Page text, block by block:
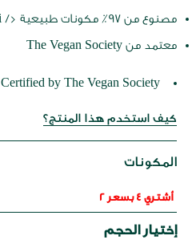
مصنوع من 97٪ مكونات طبيعية </ li>
معتمد من The Vegan Society
Certified by The Vegan Society
كيف استخدم هذا المنتج؟
المكونات
أشتري 4 بسعر 2
إختيار الحجم